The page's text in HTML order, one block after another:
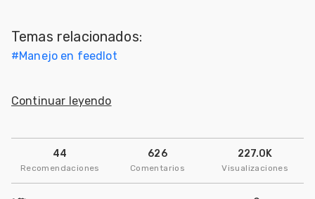
Temas relacionados:
#Manejo en feedlot
Continuar leyendo
44
Recomendaciones
626
Comentarios
227.0K
Visualizaciones